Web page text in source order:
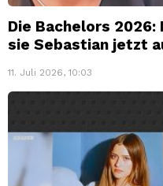
Die Bachelors 2026:
sie Sebastian jetzt
11. Juli 2026, 10:03